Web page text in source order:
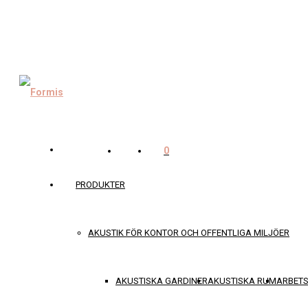
PRODUKTER
AKUSTIK FÖR KONTOR OCH OFFENTLIGA MILJÖER
AKUSTISKA GARDINERAKUSTISKA RUM
0